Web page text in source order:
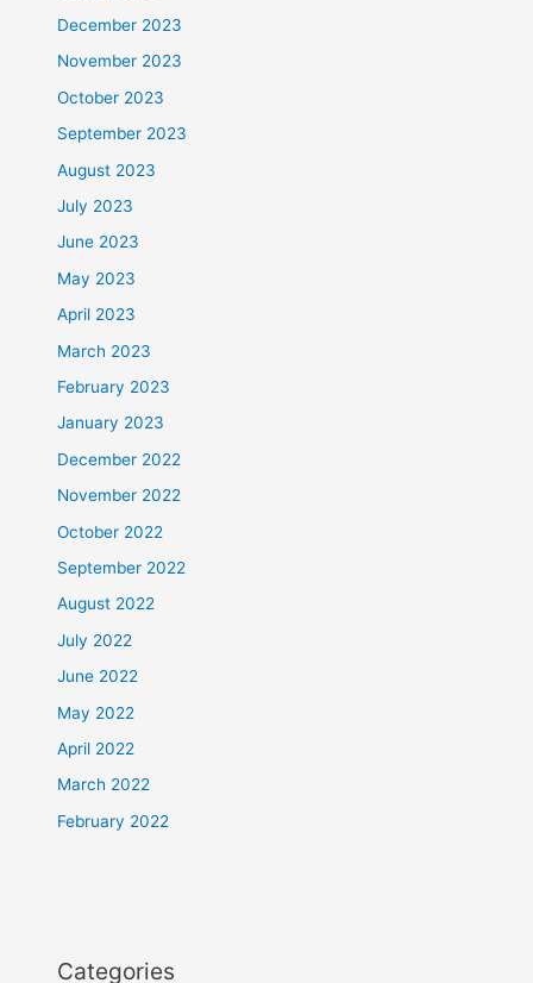
December 2023
November 2023
October 2023
September 2023
August 2023
July 2023
June 2023
May 2023
April 2023
March 2023
February 2023
January 2023
December 2022
November 2022
October 2022
September 2022
August 2022
July 2022
June 2022
May 2022
April 2022
March 2022
February 2022
Categories